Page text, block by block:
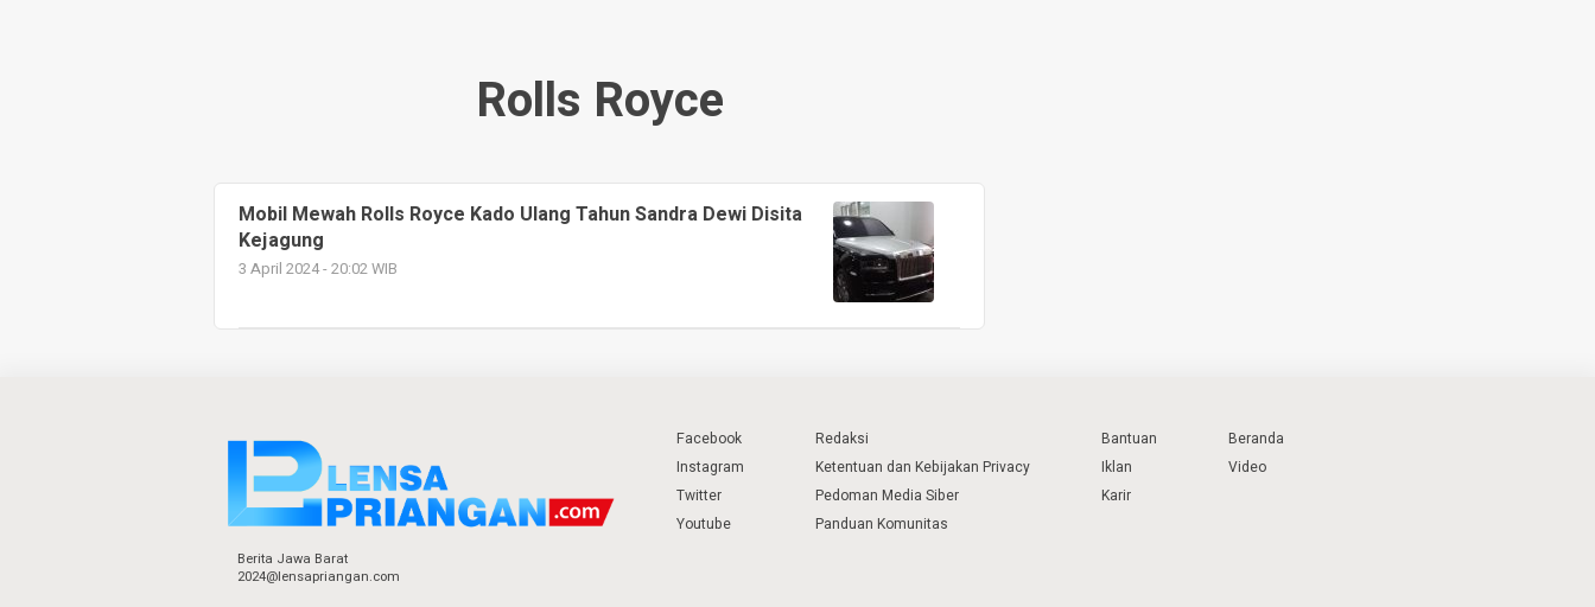
Rolls Royce
Mobil Mewah Rolls Royce Kado Ulang Tahun Sandra Dewi Disita
Kejagung
3 April 2024 - 20:02 WIB
Berita Jawa Barat
2024@lensapriangan.com
Facebook
Instagram
Twitter
Youtube
Redaksi
Ketentuan dan Kebijakan Privacy
Pedoman Media Siber
Panduan Komunitas
Bantuan
Iklan
Karir
Beranda
Video